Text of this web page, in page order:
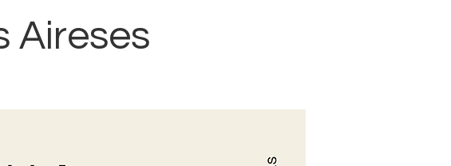
Aireses